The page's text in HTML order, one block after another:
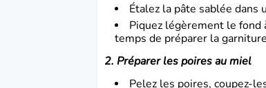
Étalez la pâte sablée dans
Piquez légèrement le fond
temps de préparer la
2. Préparer les poires au miel
Pelez les poires, coupez-